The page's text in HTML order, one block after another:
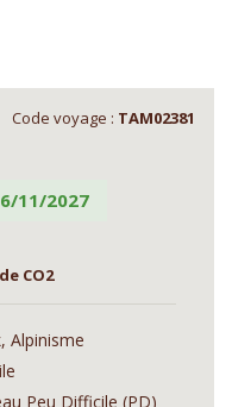
Code voyage : TAM02381
11/2027
CO2
Alpinisme
Peu Difficile (PD)